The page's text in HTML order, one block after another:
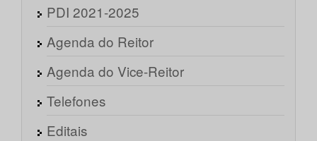
PDI 2021-2025
Agenda do Reitor
Agenda do Vice-Reitor
Telefones
Editais